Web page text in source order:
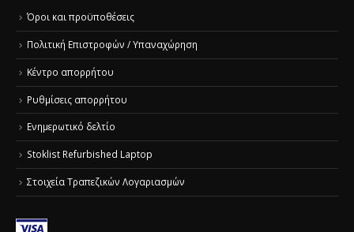
Όροι και προϋποθέσεις
Πολιτική Επιστροφών / Υπαναχώρηση
Κέντρο απορρήτου
Ρυθμίσεις απορρήτου
Ενημερωτικό δελτίο
Stoklist Refurbished Laptop
Στοιχεία Τραπεζικών Λογαριασμών